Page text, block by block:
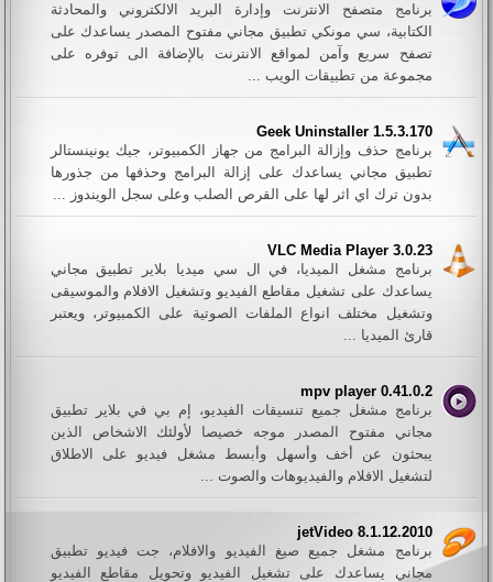
برنامج متصفح الانترنت وإدارة البريد الالكتروني والمحادثة
الكتابية، سي مونكي تطبيق مجاني مفتوح المصدر يساعدك على
تصفح سريع وآمن لمواقع الانترنت بالإضافة الى توفره على
مجموعة من تطبيقات الويب ...
Geek Uninstaller 1.5.3.170
برنامج حذف وإزالة البرامج من جهاز الكمبيوتر، جيك يونينستالر
تطبيق مجاني يساعدك على إزالة البرامج وحذفها من جذورها
بدون ترك اي اثر لها على القرص الصلب وعلى سجل الويندوز ...
VLC Media Player 3.0.23
برنامج مشغل الميديا، في ال سي ميديا بلاير تطبيق مجاني
يساعدك على تشغيل مقاطع الفيديو وتشغيل الافلام والموسيقى
وتشغيل مختلف انواع الملفات الصوتية على الكمبيوتر، ويعتبر
قارئ الميديا ...
mpv player 0.41.0.2
برنامج مشغل جميع تنسيقات الفيديو، إم بي في بلاير تطبيق
مجاني مفتوح المصدر موجه خصيصا لأولئك الاشخاص الذين
يبحثون عن أخف وأسهل وأبسط مشغل فيديو على الاطلاق
لتشغيل الافلام والفيديوهات والصوت ...
jetVideo 8.1.12.2010
برنامج مشغل جميع صيغ الفيديو والافلام، جت فيديو تطبيق
مجاني يساعدك على تشغيل الفيديو وتحويل مقاطع الفيديو